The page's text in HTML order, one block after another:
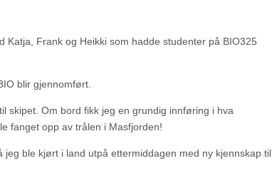
Frank og Heikki som hadde studenter på BIO325
blir gjennomført.
skipet. Om bord fikk jeg en grundig innføring i hva
fanget opp av trålen i Masfjorden!
ble kjørt i land utpå ettermiddagen med ny kjennskap til